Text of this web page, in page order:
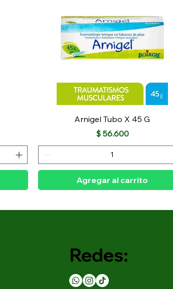
Arnigel Tubo X 45 G
Precio
$ 56.600
Agregar al carrito
Redes: